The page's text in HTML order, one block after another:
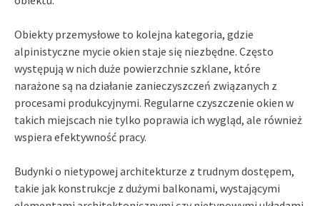
Obiekty przemysłowe to kolejna kategoria, gdzie
alpinistyczne mycie okien staje się niezbędne. Często
występują w nich duże powierzchnie szklane, które
narażone są na działanie zanieczyszczeń związanych z
procesami produkcyjnymi. Regularne czyszczenie okien w
takich miejscach nie tylko poprawia ich wygląd, ale również
wspiera efektywność pracy.
Budynki o nietypowej architekturze z trudnym dostępem,
takie jak konstrukcje z dużymi balkonami, wystającymi